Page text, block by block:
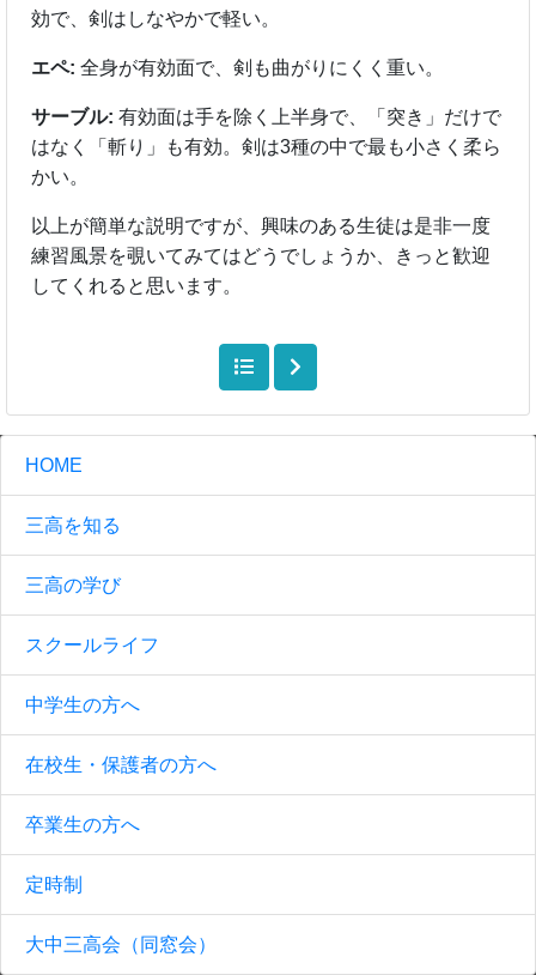
効で、剣はしなやかで軽い。
エペ: 全身が有効面で、剣も曲がりにくく重い。
サーブル: 有効面は手を除く上半身で、「突き」だけで
はなく「斬り」も有効。剣は3種の中で最も小さく柔ら
かい。
以上が簡単な説明ですが、興味のある生徒は是非一度
練習風景を覗いてみてはどうでしょうか、きっと歓迎
してくれると思います。
HOME
三高を知る
三高の学び
スクールライフ
中学生の方へ
在校生・保護者の方へ
卒業生の方へ
定時制
大中三高会（同窓会）